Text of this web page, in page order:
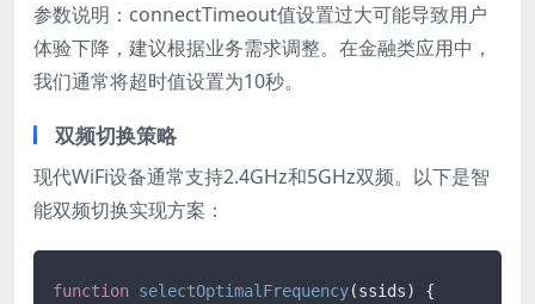
参数说明：connectTimeout值设置过大可能导致用户
体验下降，建议根据业务需求调整。在金融类应用中，
我们通常将超时值设置为10秒。
双频切换策略
现代WiFi设备通常支持2.4GHz和5GHz双频。以下是智
能双频切换实现方案：
function selectOptimalFrequency(ssids) {